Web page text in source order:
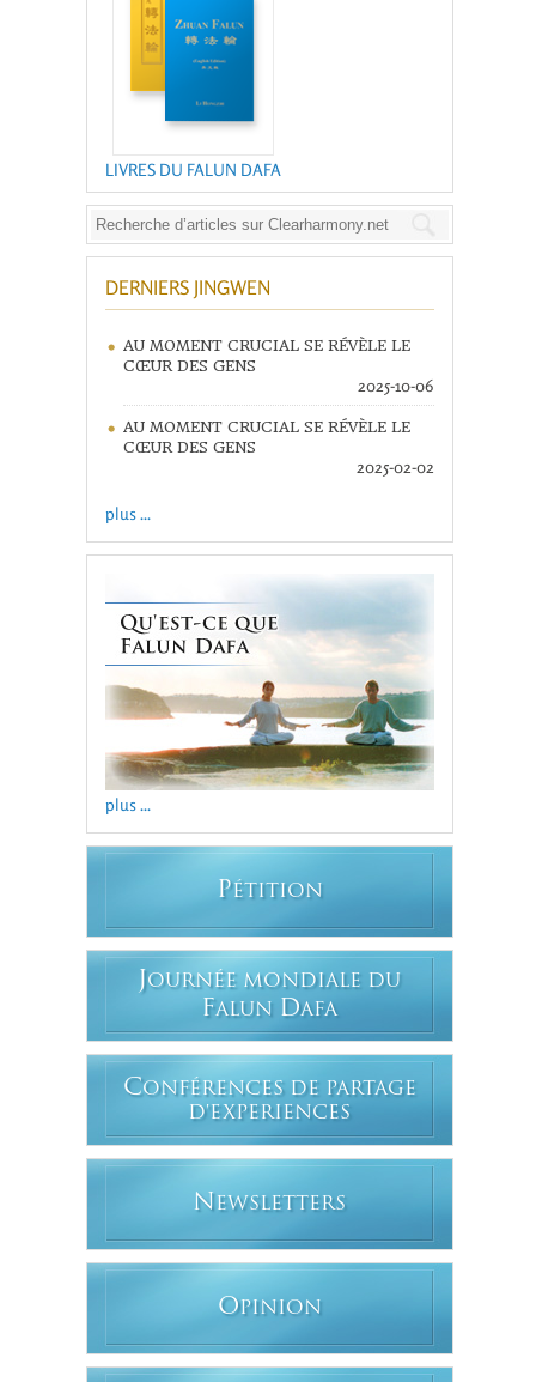
LIVRES DU FALUN DAFA
DERNIERS JINGWEN
AU MOMENT CRUCIAL SE RÉVÈLE LE
CŒUR DES GENS
2025-10-06
AU MOMENT CRUCIAL SE RÉVÈLE LE
CŒUR DES GENS
2025-02-02
plus ...
plus ...
PÉTITION
JOURNÉE MONDIALE DU
FALUN DAFA
CONFÉRENCES DE PARTAGE
D'EXPERIENCES
N EWSLETTERS
OPINION